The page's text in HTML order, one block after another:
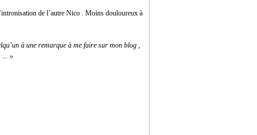
de l’autre Nico . Moins douloureux à
à une remarque à me faire sur mon blog ,
... »